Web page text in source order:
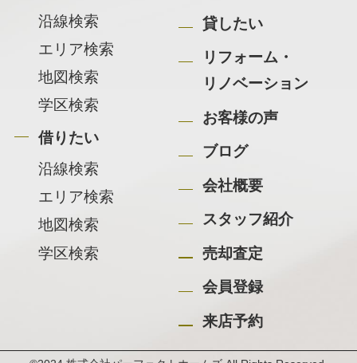
沿線検索
エリア検索
地図検索
学区検索
借りたい
沿線検索
エリア検索
地図検索
学区検索
貸したい
リフォーム・
リノベーション
お客様の声
ブログ
会社概要
スタッフ紹介
売却査定
会員登録
来店予約